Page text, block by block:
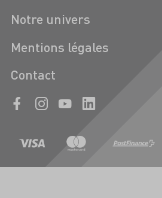
Notre univers
Mentions légales
Contact